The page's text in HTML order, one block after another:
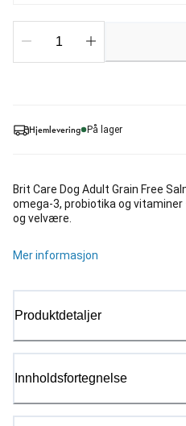
Hjemlevering På lager
Brit Care Dog Adult Grain Free
omega-3, probiotika og
og velvære.
Mer informasjon
Produktdetaljer
Innholdsfortegnelse